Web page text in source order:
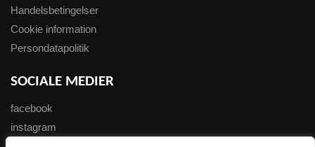
Handelsbetingelser
Cookie information
Persondatapolitik
SOCIALE MEDIER
facebook
instagram